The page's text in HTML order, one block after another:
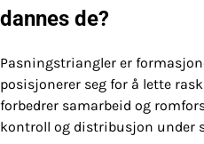
dannes de?
Pasningstriangler er
posisjonerer seg for å lette
forbedrer samarbeid og
kontroll og distribusjon under